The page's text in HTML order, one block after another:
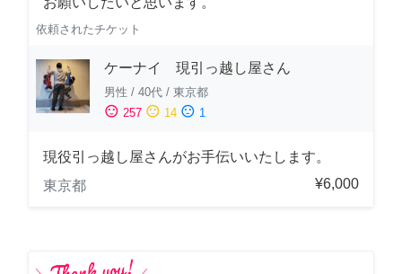
依頼されたチケット
ケーナイ 現引っ越し屋さん
男性 / 40代 / 東京都
sentiment_satisfied 257 sentiment_neutral 14 sentiment_dissatisfied 1
現役引っ越し屋さんがお手伝いいたします。
東京都
¥6,000